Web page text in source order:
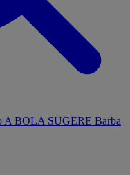
A BOLA SUGERE Barba